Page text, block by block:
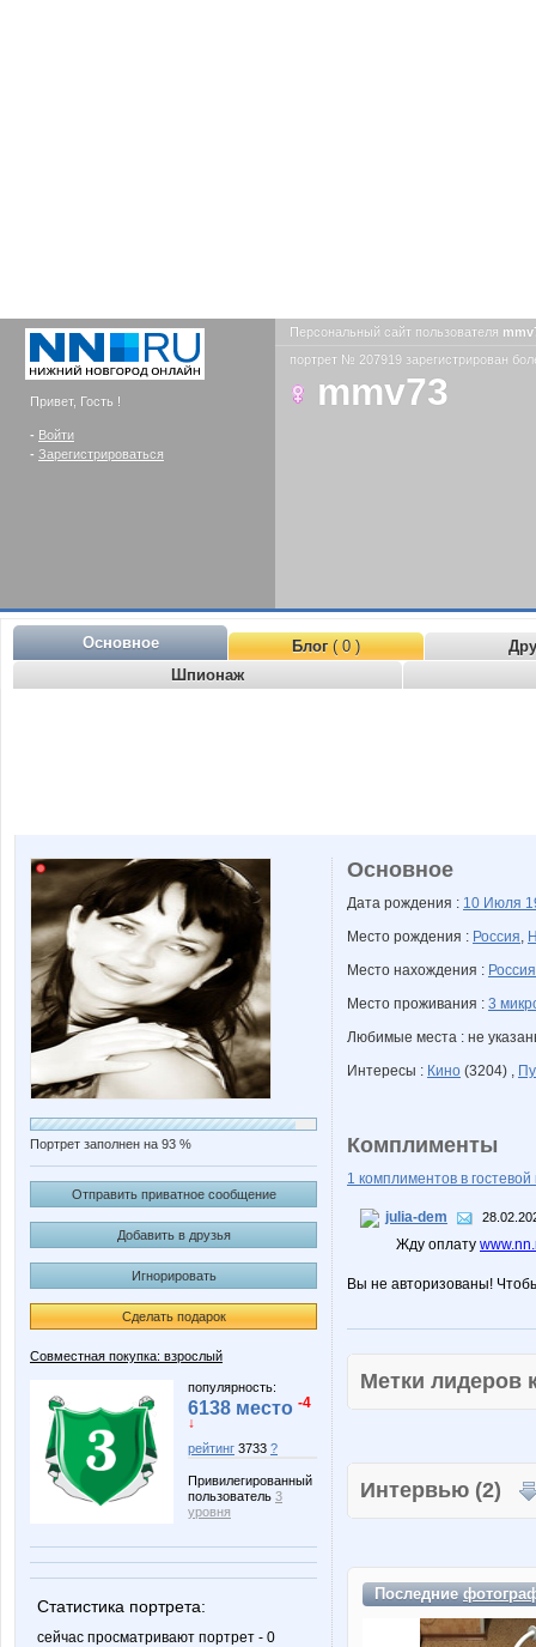
Привет, Гость !
- Войти
- Зарегистрироваться
Персональный сайт пользователя
портрет № 207919 зарегистрирован
mmv73
Основное Блог( 0 )
Шпионаж
Портрет заполнен на 93 %
Отправить приватное сообщение
Добавить в друзья
Игнорировать
Сделать подарок
Совместная покупка: взрослый
популярность:
6138 место -4
↓
рейтинг 3733 ?
Привилегированный
пользователь 3
уровня
Статистика портрета:
сейчас просматривают портрет - 0
Основное
Дата рождения : 10 Июля
Место рождения : Россия,
Место нахождения : Россия
Место проживания : 3
Любимые места : не
Интересы : Кино (3204) ,
Комплименты
1 комплиментов в гостевой
julia-dem
Жду оплату
Вы не авторизованы!
Метки
Интервью (2)
Последние